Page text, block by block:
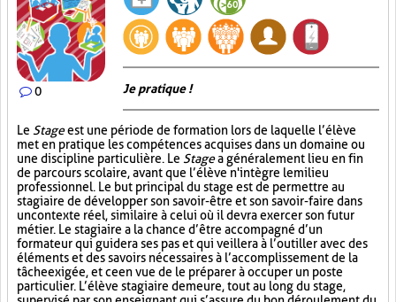
0 Je pratique !
Le Stageest une période de formation lors de laquelle l’élève
met en pratique les compétences acquises dans un domaine ou
une discipline particulière. Le Stagea généralement lieu en fin
de parcours scolaire, avant que l’élève n'intègre le milieu
professionnel. Le but principal du stage est de permettre au
stagiaire de développer son savoir-être et son savoir-faire dans
un contexte réel, similaire à celui où il devra exercer son futur
métier. Le stagiaire a la chance d’être accompagné d’un
formateur qui guidera ses pas et qui veillera à l’outiller avec des
éléments et des savoirs nécessaires à l’accomplissement de la
tâche exigée, et ce en vue de le préparer à occuper un poste
particulier. L’élève stagiaire demeure, tout au long du stage,